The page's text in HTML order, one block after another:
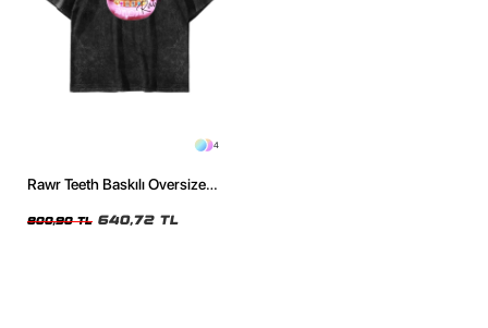
4
Rawr Teeth Baskılı Oversize
800,90 TL 640,72 TL